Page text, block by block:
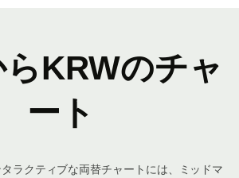
KRWのチャ
ート
ラクティブな両替チャートには、ミッドマ